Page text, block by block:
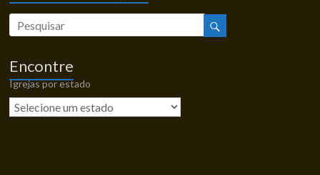
Encontre
Igrejas por estado